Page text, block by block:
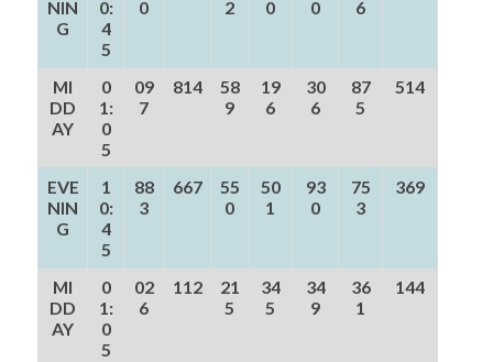
NIN
G
0:
4
5
0 2 0 0 6
MI
DD
AY
0
1:
0
5
09
7
814
58
9
19
6
30
6
87
5
514
EVE
NIN
G
1
0:
4
5
88
3
667
55
0
50
1
93
0
75
3
369
MI
DD
AY
0
1:
0
5
02
6
112
21
5
34
5
34
9
36
1
144